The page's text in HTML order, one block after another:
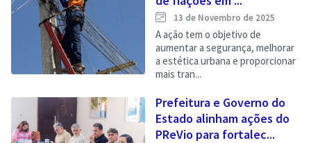
13 de Novembro de 2025
A ação tem o objetivo de
aumentar a segurança, melhorar
a estética urbana e proporcionar
mais tran...
Prefeitura e Governo do
Estado alinham ações do
PReVio para fortalec...